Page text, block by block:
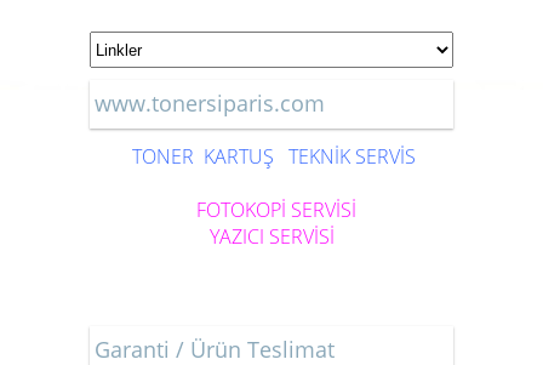
www.tonersiparis.com
TONER KARTUŞ TEKNİK SERVİS
FOTOKOPİ SERVİSİ
YAZICI SERVİSİ
Garanti / Ürün Teslimat